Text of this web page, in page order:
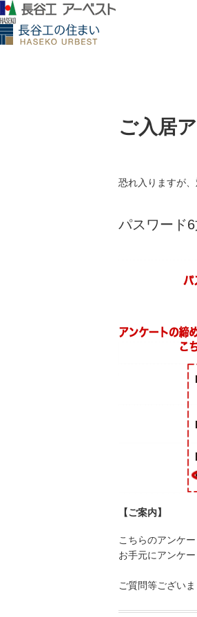
ご入居
恐れ入りますが
パスワード6
【ご案内】
こちらのアンケ
お手元にアンケ
ご質問等ござい